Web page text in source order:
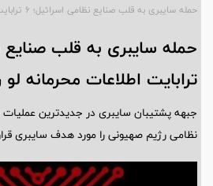
حمله سایبری به قلب صنایع نظامی اسرائیل؛ ۶ ترابایت اطلاعات محرمانه لو رفت!
ترابایت اطلاعات محرمانه
جبهه پشتیبان سایبری در جدیدترین
نظامی رژیم صهیونی را مورد هدف سایبری